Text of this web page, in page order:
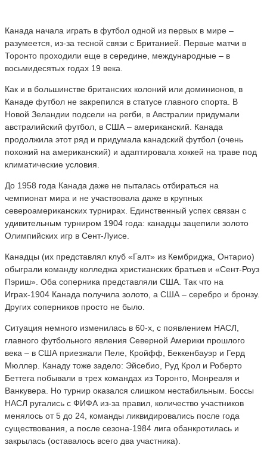
Канада начала играть в футбол одной из первых в мире –
разумеется, из-за тесной связи с Британией. Первые матчи в
Торонто проходили еще в середине, международные – в
восьмидесятых годах 19 века.
Как и в большинстве британских колоний или доминионов, в
Канаде футбол не закрепился в статусе главного спорта. В
Новой Зеландии подсели на регби, в Австралии придумали
австралийский футбол, в США – американский. Канада
продолжила этот ряд и придумала канадский футбол (очень
похожий на американский) и адаптировала хоккей на траве под
климатические условия.
До 1958 года Канада даже не пыталась отбираться на
чемпионат мира и не участвовала даже в крупных
североамериканских турнирах. Единственный успех связан с
удивительным турниром 1904 года: канадцы зацепили золото
Олимпийских игр в Сент-Луисе.
Канадцы (их представлял клуб «Галт» из Кембриджа, Онтарио)
обыграли команду колледжа христианских братьев и «Сент-Роуз
Пэриш». Оба соперника представляли США. Так что на
Играх-1904 Канада получила золото, а США – серебро и бронзу.
Других соперников просто не было.
Ситуация немного изменилась в 60-х, с появлением НАСЛ,
главного футбольного явления Северной Америки прошлого
века – в США приезжали Пеле, Кройфф, Беккенбауэр и Герд
Мюллер. Канаду тоже задело: Эйсебио, Руд Крол и Роберто
Беттега побывали в трех командах из Торонто, Монреаля и
Ванкувера. Но турнир оказался слишком нестабильным. Боссы
НАСЛ ругались с ФИФА из-за правил, количество участников
менялось от 5 до 24, команды ликвидировались после года
существования, а после сезона-1984 лига обанкротилась и
закрылась (оставалось всего два участника).